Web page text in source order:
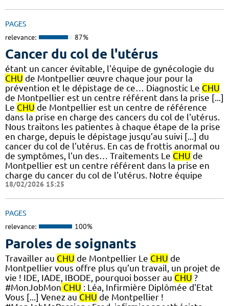
PAGES
relevance: 87%
Cancer du col de l'utérus
étant un cancer évitable, l'équipe de gynécologie du
CHU de Montpellier œuvre chaque jour pour la
prévention et le dépistage de ce… Diagnostic Le CHU
de Montpellier est un centre référent dans la prise [...]
Le CHU de Montpellier est un centre de référence
dans la prise en charge des cancers du col de l'utérus.
Nous traitons les patientes à chaque étape de la prise
en charge, depuis le dépistage jusqu’au suivi [...] du
cancer du col de l'utérus. En cas de frottis anormal ou
de symptômes, l'un des… Traitements Le CHU de
Montpellier est un centre référent dans la prise en
charge du cancer du col de l'utérus. Notre équipe
18/02/2026 15:25
PAGES
relevance: 100%
Paroles de soignants
Travailler au CHU de Montpellier Le CHU de
Montpellier vous offre plus qu’un travail, un projet de
vie ! IDE, IADE, IBODE, pourquoi bosser au CHU ?
#MonJobMon CHU : Léa, Infirmière Diplômée d'Etat
Vous [...] Venez au CHU de Montpellier !